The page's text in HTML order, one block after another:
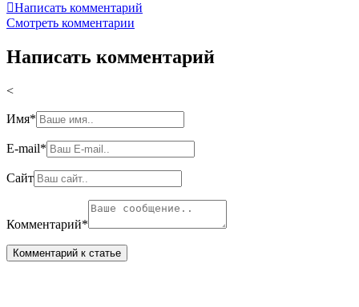
Написать комментарий
Смотреть комментарии
Написать комментарий
<
Имя*
E-mail*
Сайт
Комментарий*